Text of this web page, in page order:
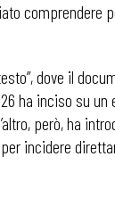
comprendere
dove il
ha inciso su un
però, ha
incidere